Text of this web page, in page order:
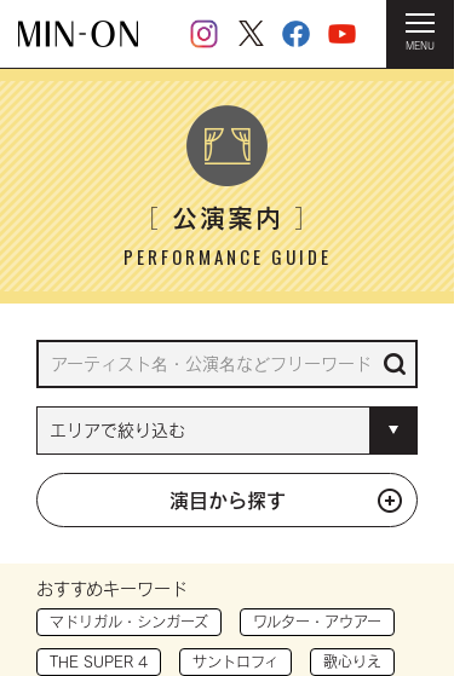
MENU
HOME ＞ 公演案内
［公演案内］
PERFORMANCE GUIDE
演目から探す
おすすめキーワード
マドリガル・シンガーズ ワルター・アウアー
THE SUPER 4 サントロフィ 歌心りえ